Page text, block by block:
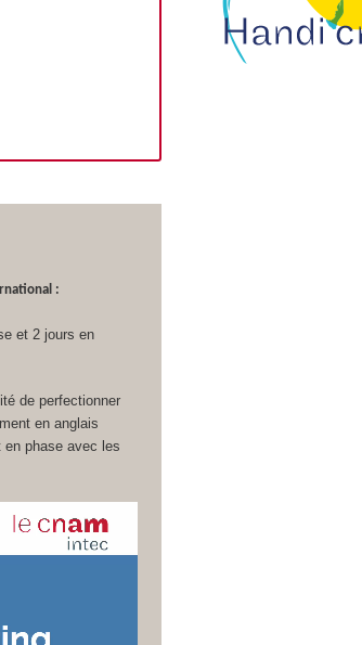
:
et 2 jours en
de perfectionner
en anglais
en phase avec les